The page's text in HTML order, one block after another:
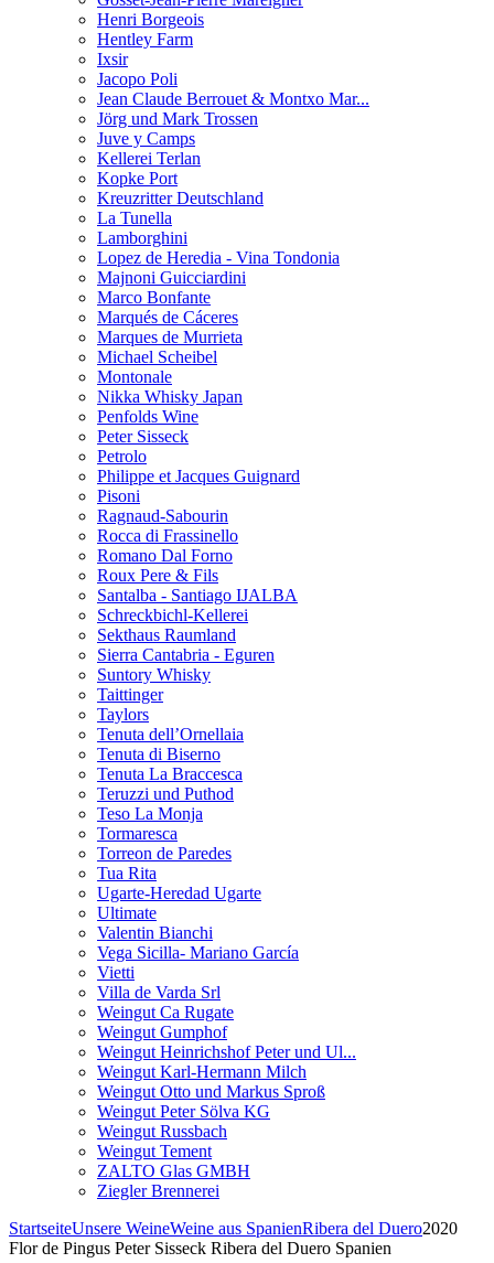
Henri Borgeois
Hentley Farm
Ixsir
Jacopo Poli
Jean Claude Berrouet & Montxo Mar...
Jörg und Mark Trossen
Juve y Camps
Kellerei Terlan
Kopke Port
Kreuzritter Deutschland
La Tunella
Lamborghini
Lopez de Heredia - Vina Tondonia
Majnoni Guicciardini
Marco Bonfante
Marqués de Cáceres
Marques de Murrieta
Michael Scheibel
Montonale
Nikka Whisky Japan
Penfolds Wine
Peter Sisseck
Petrolo
Philippe et Jacques Guignard
Pisoni
Ragnaud-Sabourin
Rocca di Frassinello
Romano Dal Forno
Roux Pere & Fils
Santalba - Santiago IJALBA
Schreckbichl-Kellerei
Sekthaus Raumland
Sierra Cantabria - Eguren
Suntory Whisky
Taittinger
Taylors
Tenuta dell’Ornellaia
Tenuta di Biserno
Tenuta La Braccesca
Teruzzi und Puthod
Teso La Monja
Tormaresca
Torreon de Paredes
Tua Rita
Ugarte-Heredad Ugarte
Ultimate
Valentin Bianchi
Vega Sicilla- Mariano García
Vietti
Villa de Varda Srl
Weingut Ca Rugate
Weingut Gumphof
Weingut Heinrichshof Peter und Ul...
Weingut Karl-Hermann Milch
Weingut Otto und Markus Sproß
Weingut Peter Sölva KG
Weingut Russbach
Weingut Tement
ZALTO Glas GMBH
Ziegler Brennerei
StartseiteUnsere WeineWeine aus SpanienRibera del Duero2020
Flor de Pingus Peter Sisseck Ribera del Duero Spanien